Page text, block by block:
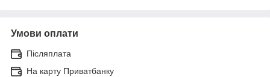
Умови оплати
Післяплата
На карту Приватбанку